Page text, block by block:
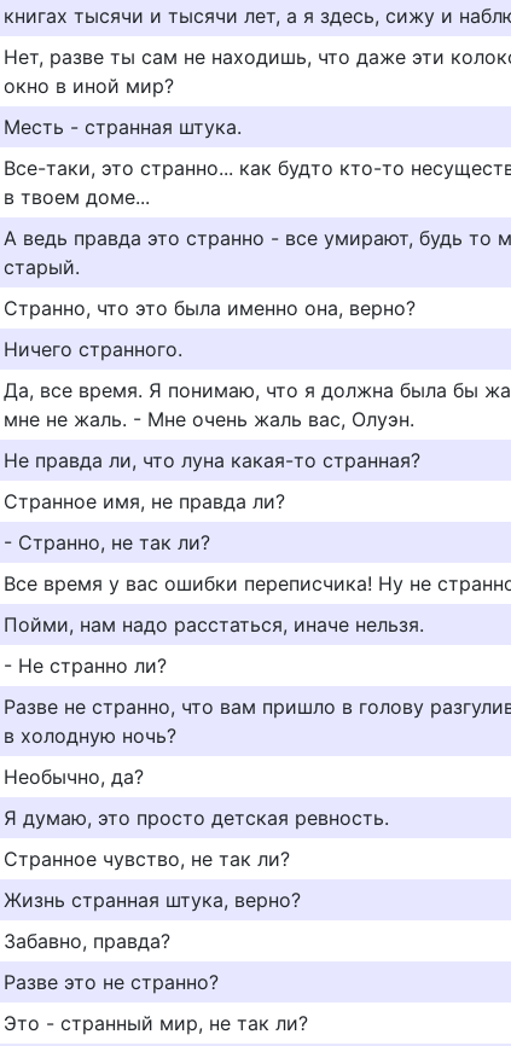
книгах тысячи и тысячи лет, а я здесь, сижу и
Нет, разве ты сам не находишь, что даже эти
окно в иной мир?
Месть - странная штука.
Все-таки, это странно... как будто кто-то
в твоем доме...
А ведь правда это странно - все умирают, будь то
старый.
Странно, что это была именно она, верно?
Ничего странного.
Да, все время. Я понимаю, что я должна была бы
мне не жаль. - Мне очень жаль вас, Олуэн.
Не правда ли, что луна какая-то странная?
Странное имя, не правда ли?
- Странно, не так ли?
Все время у вас ошибки переписчика! Ну не
Пойми, нам надо расстаться, иначе нельзя.
- Не странно ли?
Разве не странно, что вам пришло в голову
в холодную ночь?
Необычно, да?
Я думаю, это просто детская ревность.
Странное чувство, не так ли?
Жизнь странная штука, верно?
Забавно, правда?
Разве это не странно?
Это - странный мир, не так ли?